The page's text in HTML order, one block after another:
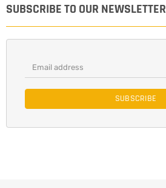
SUBSCRIBE TO OUR NEWSLETTER
SUBSCRIBE